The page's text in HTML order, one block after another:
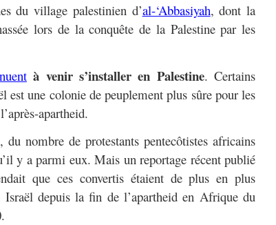
du village palestinien d’al-‘Abbasiyah, dont la
lors de la conquête de la Palestine par les
à venir s’installer en Palestine. Certains
est une colonie de peuplement plus sûre pour les
apartheid.
du nombre de protestants pentecôtistes africains
y a parmi eux. Mais un reportage récent publié
que ces convertis étaient de plus en plus
Israël depuis la fin de l’apartheid en Afrique du